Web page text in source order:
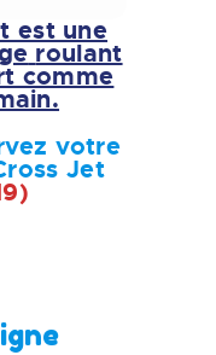
est une
roulant
comme
votre
Jet